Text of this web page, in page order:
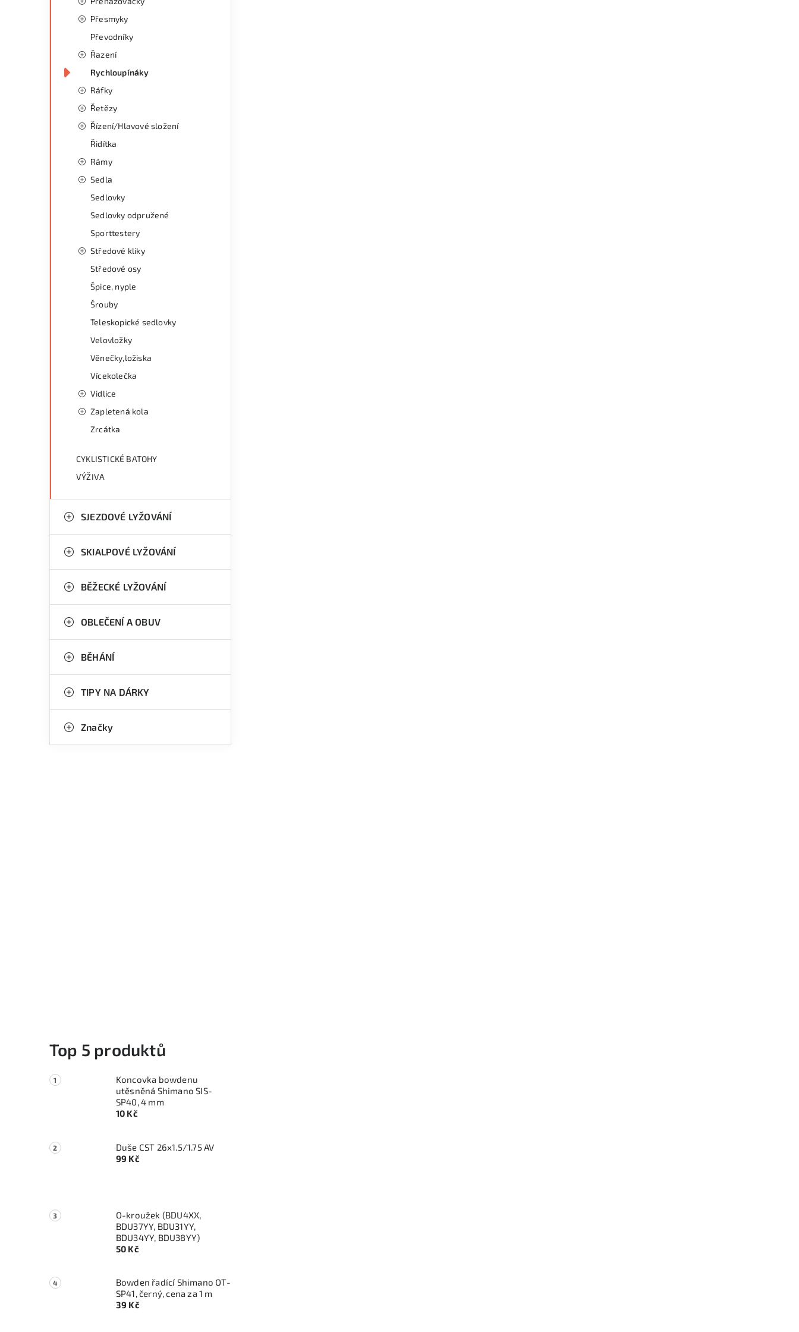
Přesmyky
Převodníky
Řazení
Rychloupínáky
Ráfky
Řetězy
Řízení/Hlavové složení
Řidítka
Rámy
Sedla
Sedlovky
Sedlovky odpružené
Sporttestery
Středové kliky
Středové osy
Špice, nyple
Šrouby
Teleskopické sedlovky
Velovložky
Věnečky,ložiska
Vícekolečka
Vidlice
Zapletená kola
Zrcátka
CYKLISTICKÉ BATOHY
VÝŽIVA
SJEZDOVÉ LYŽOVÁNÍ
SKIALPOVÉ LYŽOVÁNÍ
BĚŽECKÉ LYŽOVÁNÍ
OBLEČENÍ A OBUV
BĚHÁNÍ
TIPY NA DÁRKY
Značky
Top 5 produktů
Koncovka bowdenu
utěsněná Shimano SIS-
SP40, 4 mm
10 Kč
Duše CST 26x1.5/1.75 AV
99 Kč
O-kroužek (BDU4XX,
BDU37YY, BDU31YY,
BDU34YY, BDU38YY)
50 Kč
Bowden řadící Shimano OT-
SP41, černý, cena za 1 m
39 Kč